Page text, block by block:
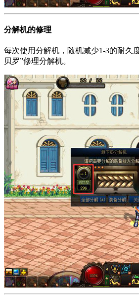
分解机的修理
每次使用分解机，随机减少1-3的耐久
贝罗”修理分解机。